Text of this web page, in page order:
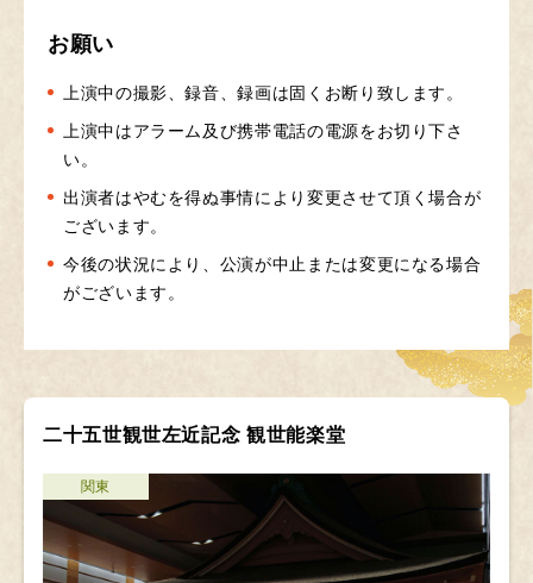
お願い
上演中の撮影、録音、録画は固くお断り致します。
上演中はアラーム及び携帯電話の電源をお切り下さ
い。
出演者はやむを得ぬ事情により変更させて頂く場合が
ございます。
今後の状況により、公演が中止または変更になる場合
がございます。
二十五世観世左近記念 観世能楽堂
関東